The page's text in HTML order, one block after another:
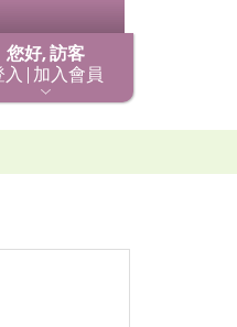
您好, 訪客
入 | 加入會員